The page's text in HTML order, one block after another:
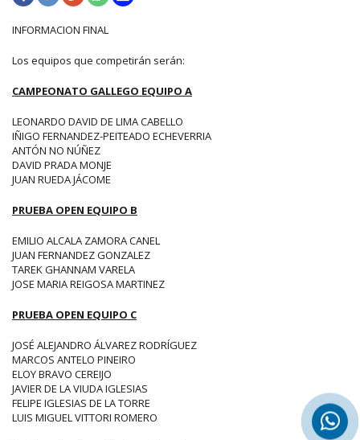
INFORMACION FINAL
Los equipos que competirán serán:
CAMPEONATO GALLEGO EQUIPO A
LEONARDO DAVID DE LIMA CABELLO
IÑIGO FERNANDEZ-PEITEADO ECHEVERRIA
ANTÓN NO NÚÑEZ
DAVID PRADA MONJE
JUAN RUEDA JÁCOME
PRUEBA OPEN EQUIPO B
EMILIO ALCALA ZAMORA CANEL
JUAN FERNANDEZ GONZALEZ
TAREK GHANNAM VARELA
JOSE MARIA REIGOSA MARTINEZ
PRUEBA OPEN EQUIPO C
JOSÉ ALEJANDRO ÁLVAREZ RODRÍGUEZ
MARCOS ANTELO PINEIRO
ELOY BRAVO CEREIJO
JAVIER DE LA VIUDA IGLESIAS
FELIPE IGLESIAS DE LA TORRE
LUIS MIGUEL VITTORI ROMERO